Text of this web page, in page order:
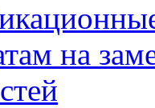
на